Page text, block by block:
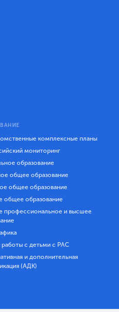
комплексные планы
мониторинг
образование
общее образование
общее образование
общее образование
профессиональное и высшее
с детьми с РАС
и дополнительная
(АДК)